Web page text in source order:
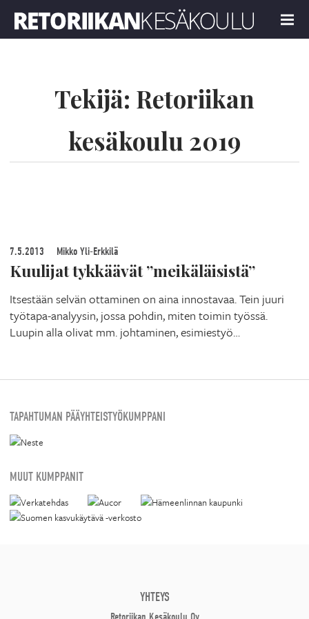
MENU
Tekijä: Retoriikan
kesäkoulu 2019
7.5.2013 Mikko Yli-Erkkilä
Kuulijat tykkäävät ”meikäläisistä”
Itsestään selvän ottaminen on aina innostavaa. Tein juuri
työtapa-analyysin, jossa pohdin, miten toimin työssä.
Luupin alla olivat mm. johtaminen, esimiestyö…
TAPAHTUMAN PÄÄYHTEISTYÖKUMPPANI
MUUT KUMPPANIT
YHTEYS